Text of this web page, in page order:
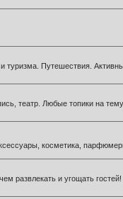
туризма. Путешествия.
театр. Любые топики на
косметика,
развлекать и угощать